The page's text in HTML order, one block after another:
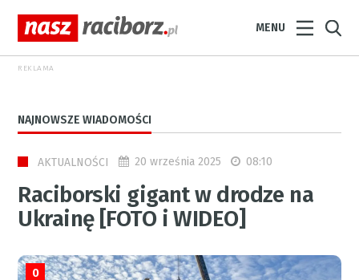
MENU
REKLAMA
NAJNOWSZE WIADOMOŚCI
AKTUALNOŚCI 20 września 2025 08:10
Raciborski gigant w drodze na
Ukrainę [FOTO i WIDEO]
0